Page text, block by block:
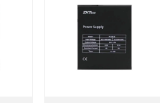
để được tư vấn. Và hỗ trợ tốt nhất về